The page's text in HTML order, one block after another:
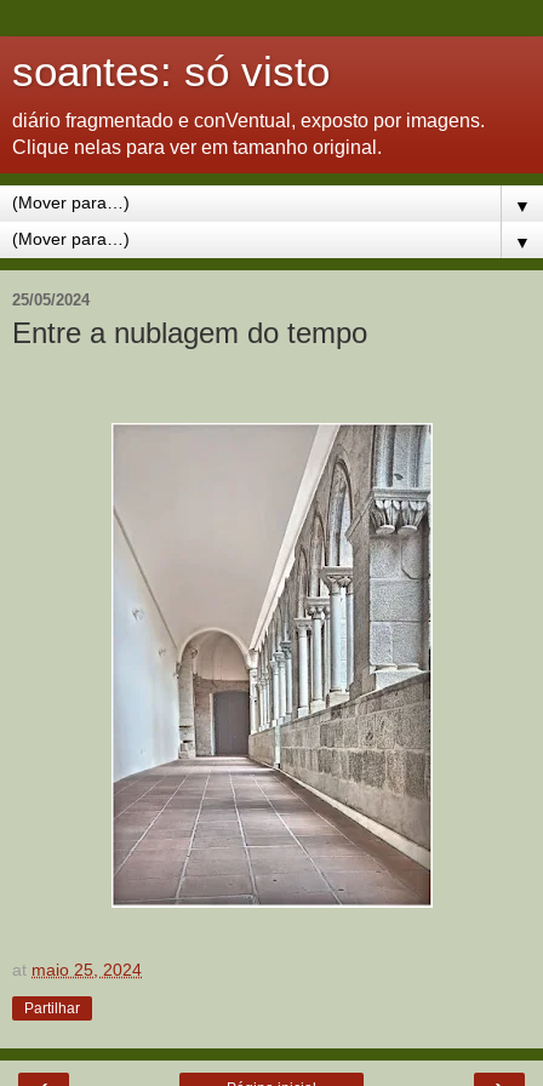
soantes: só visto
diário fragmentado e conVentual, exposto por imagens.
Clique nelas para ver em tamanho original.
▼
▼
25/05/2024
Entre a nublagem do tempo
at maio 25, 2024
Partilhar